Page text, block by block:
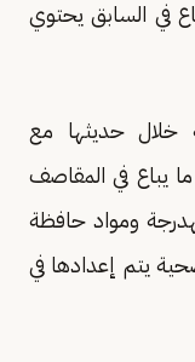
في السابق يحتوي
خلال حديثها مع
ما يباع في المقاصف
ومواد حافظة
يتم إعدادها في